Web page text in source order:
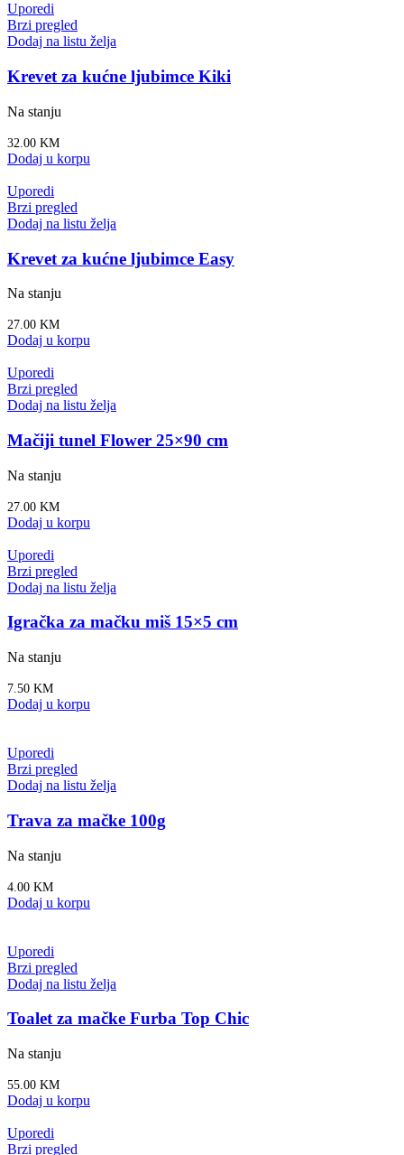
Uporedi
Brzi pregled
Dodaj na listu želja
Krevet za kućne ljubimce Kiki
Na stanju
32.00 KM
Dodaj u korpu
Uporedi
Brzi pregled
Dodaj na listu želja
Krevet za kućne ljubimce Easy
Na stanju
27.00 KM
Dodaj u korpu
Uporedi
Brzi pregled
Dodaj na listu želja
Mačiji tunel Flower 25×90 cm
Na stanju
27.00 KM
Dodaj u korpu
Uporedi
Brzi pregled
Dodaj na listu želja
Igračka za mačku miš 15×5 cm
Na stanju
7.50 KM
Dodaj u korpu
Uporedi
Brzi pregled
Dodaj na listu želja
Trava za mačke 100g
Na stanju
4.00 KM
Dodaj u korpu
Uporedi
Brzi pregled
Dodaj na listu želja
Toalet za mačke Furba Top Chic
Na stanju
55.00 KM
Dodaj u korpu
Uporedi
Brzi pregled